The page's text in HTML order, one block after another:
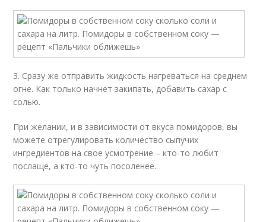
3. Сразу же отправить жидкость нагреваться на среднем
огне. Как только начнет закипать, добавить сахар с
солью.
При желании, и в зависимости от вкуса помидоров, вы
можете отрегулировать количество сыпучих
ингредиентов на свое усмотрение – кто-то любит
послаще, а кто-то чуть посоленее.